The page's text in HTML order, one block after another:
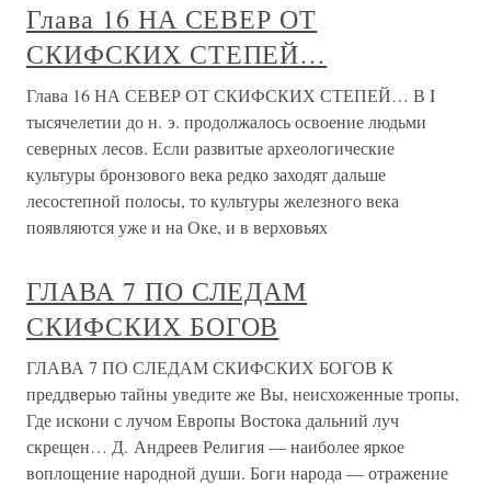
Глава 16 НА СЕВЕР ОТ
СКИФСКИХ СТЕПЕЙ…
Глава 16 НА СЕВЕР ОТ СКИФСКИХ СТЕПЕЙ… В I
тысячелетии до н. э. продолжалось освоение людьми
северных лесов. Если развитые археологические
культуры бронзового века редко заходят дальше
лесостепной полосы, то культуры железного века
появляются уже и на Оке, и в верховьях
ГЛАВА 7 ПО СЛЕДАМ
СКИФСКИХ БОГОВ
ГЛАВА 7 ПО СЛЕДАМ СКИФСКИХ БОГОВ К
преддверью тайны уведите же Вы, неисхоженные тропы,
Где искони с лучом Европы Востока дальний луч
скрещен… Д. Андреев Религия — наиболее яркое
воплощение народной души. Боги народа — отражение